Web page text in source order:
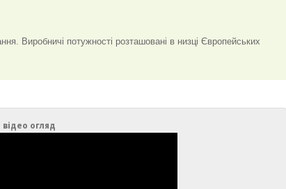
Виробничі потужності розташовані в низці Європейських
огляд